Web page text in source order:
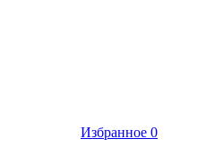
Избранное 0